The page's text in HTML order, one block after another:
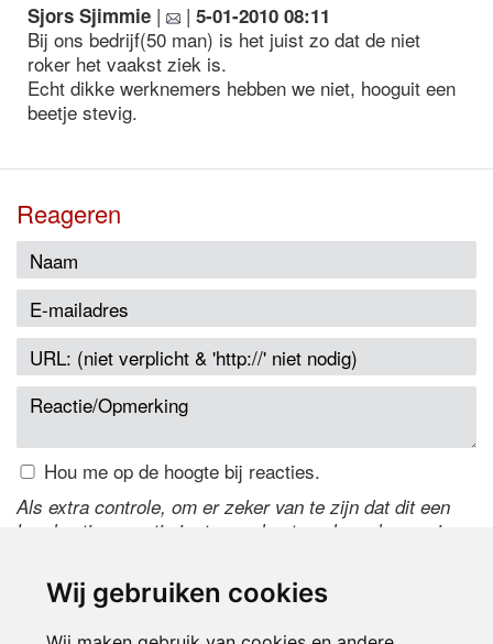
Wij gebruiken cookies
Sjors Sjimmie | | 5-01-2010 08:11
Bij ons bedrijf(50 man) is het juist zo dat de niet
roker het vaakst ziek is.
Echt dikke werknemers hebben we niet, hooguit een
beetje stevig.
Reageren
Hou me op de hoogte bij reacties.
Als extra controle, om er zeker van te zijn dat dit een
handmatige reactie is, typ onderstaande code over in
de code te wijzigen.